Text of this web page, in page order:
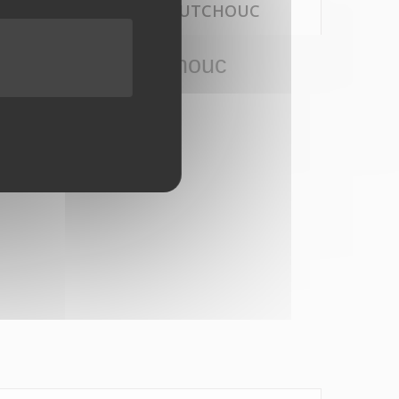
AVEC SUPPORT CAOUTCHOUC
support caoutchouc
électriques.
une descente plus rapides.